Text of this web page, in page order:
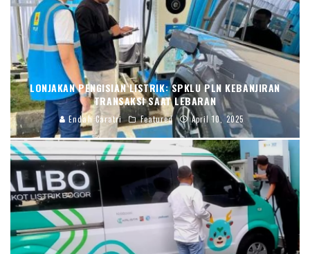
LONJAKAN PENGISIAN LISTRIK: SPKLU PLN KEBANJIRAN
TRANSAKSI SAAT LEBARAN
Endah Caratri Featured April 10, 2025